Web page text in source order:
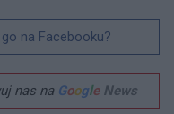
na Facebooku?
nas na GoogleNews